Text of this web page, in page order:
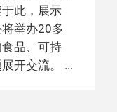
此，展示
举办20多
品、可持
开交流。